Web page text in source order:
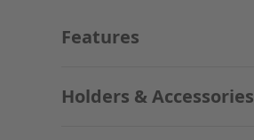
Features
Holders & Accessories